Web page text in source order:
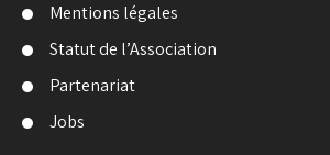
Mentions légales
Statut de l’Association
Partenariat
Jobs